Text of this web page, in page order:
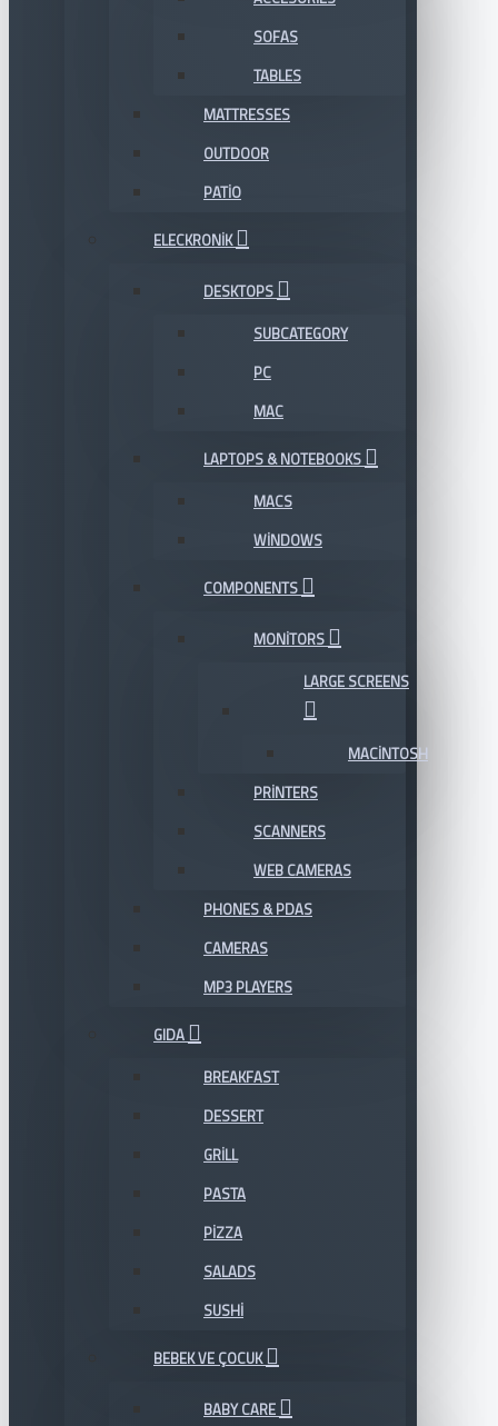
SOFAS
TABLES
MATTRESSES
OUTDOOR
PATIO
ELECKRONIK
DESKTOPS
SUBCATEGORY
PC
MAC
LAPTOPS & NOTEBOOKS
MACS
WINDOWS
COMPONENTS
MONITORS
LARGE SCREENS
MACINTOSH
PRINTERS
SCANNERS
WEB CAMERAS
PHONES & PDAS
CAMERAS
MP3 PLAYERS
GIDA
BREAKFAST
DESSERT
GRILL
PASTA
PIZZA
SALADS
SUSHI
BEBEK VE ÇOCUK
BABY CARE